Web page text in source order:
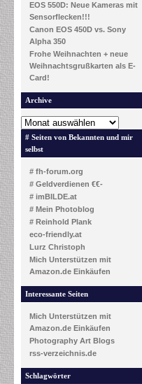
EOS 550D: Neue Kameras mit
Sensorflecken!!!
Canon EOS 450D vs. Sony
Alpha 350
Frohe Weihnachten + neue
Weihnachtsgrußkarten als E-
Card!
Archive
# Seiten von Bekannten und mir
selbst
# fh-forum.org
# Geldverdienen €€-
# imBILDE.at
# Mein Photoblog
# Reinhold Plank
eco-friendly.at
Lurz Christoph
Mich Unterstützen mit
Amazon.de Einkäufen
Interessante Seiten
Mich Unterstützen mit
Amazon.de Einkäufen
Photography Art Blogs
rss-verzeichnis.de
Schlagwörter